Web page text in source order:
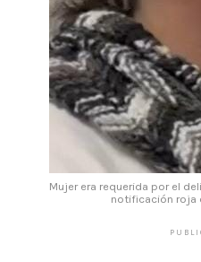
Mujer era requerida por el
notificación roja